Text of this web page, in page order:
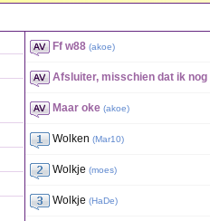
Ff w88 (akoe)
Afsluiter, misschien dat ik
Maar oke (akoe)
Wolken (Mar10)
Wolkje (moes)
Wolkje (HaDe)